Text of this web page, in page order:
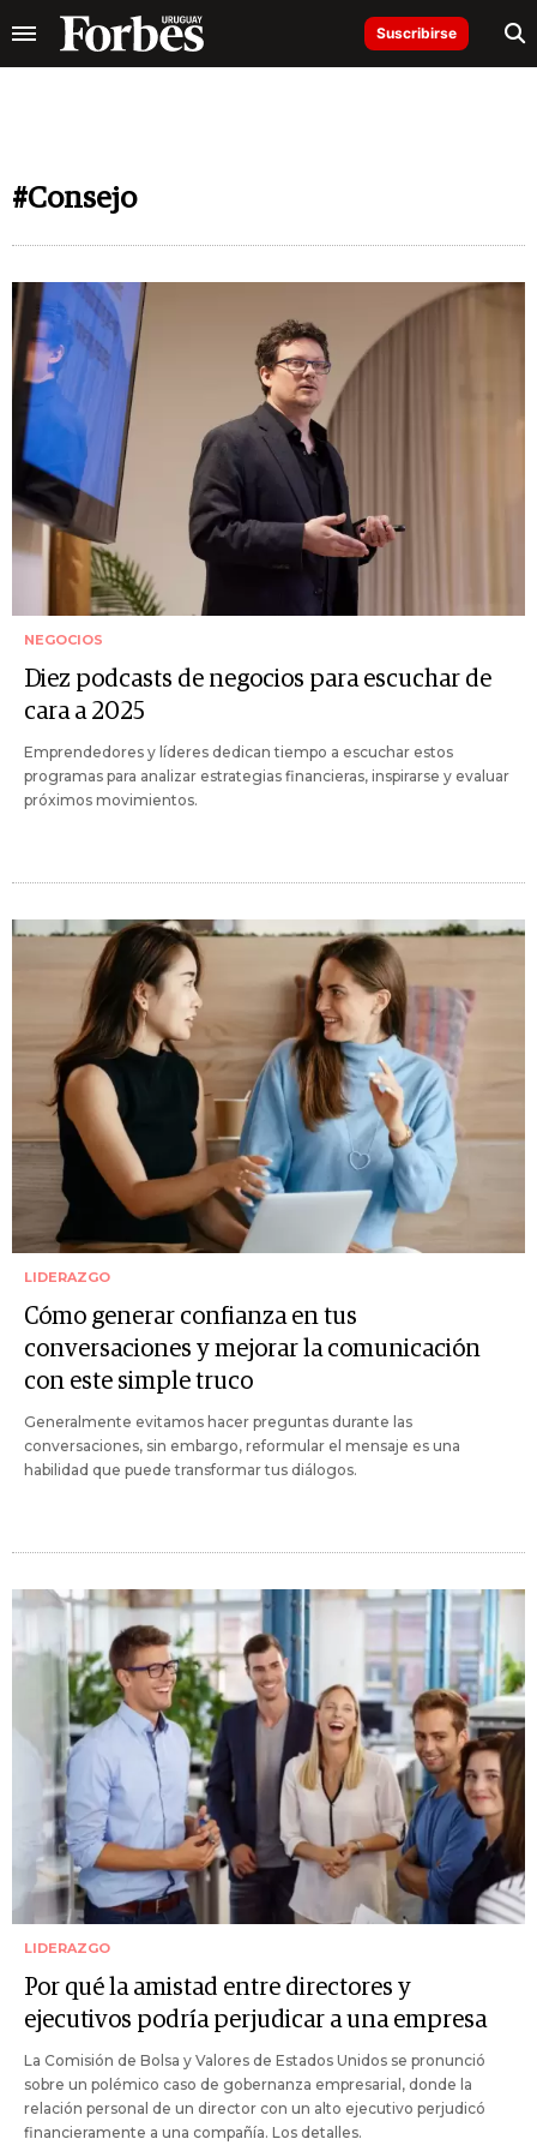
Suscribirse
#Consejo
NEGOCIOS
Diez podcasts de negocios para escuchar de
cara a 2025
Emprendedores y líderes dedican tiempo a escuchar estos
programas para analizar estrategias financieras, inspirarse y evaluar
próximos movimientos.
LIDERAZGO
Cómo generar confianza en tus
conversaciones y mejorar la comunicación
con este simple truco
Generalmente evitamos hacer preguntas durante las
conversaciones, sin embargo, reformular el mensaje es una
habilidad que puede transformar tus diálogos.
LIDERAZGO
Por qué la amistad entre directores y
ejecutivos podría perjudicar a una empresa
La Comisión de Bolsa y Valores de Estados Unidos se pronunció
sobre un polémico caso de gobernanza empresarial, donde la
relación personal de un director con un alto ejecutivo perjudicó
financieramente a una compañía. Los detalles.